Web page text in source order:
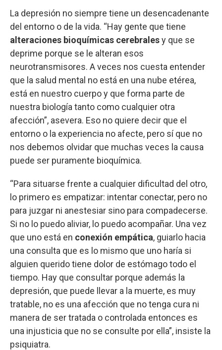
La depresión no siempre tiene un desencadenante
del entorno o de la vida. “Hay gente que tiene
alteraciones bioquímicas cerebralesy que se
deprime porque se le alteran esos
neurotransmisores. A veces nos cuesta entender
que la salud mental no está en una nube etérea,
está en nuestro cuerpo y que forma parte de
nuestra biología tanto como cualquier otra
afección”, asevera. Eso no quiere decir que el
entorno o la experiencia no afecte, pero sí que no
nos debemos olvidar que muchas veces la causa
puede ser puramente bioquímica.
“Para situarse frente a cualquier dificultad del otro,
lo primero es empatizar: intentar conectar, pero no
para juzgar ni anestesiar sino para compadecerse.
Si no lo puedo aliviar, lo puedo acompañar. Una vez
que uno está en conexión empática, guiarlo hacia
una consulta que es lo mismo que uno haría si
alguien querido tiene dolor de estómago todo el
tiempo. Hay que consultar porque además la
depresión, que puede llevar a la muerte, es muy
tratable, no es una afección que no tenga cura ni
manera de ser tratada o controlada entonces es
una injusticia que no se consulte por ella”, insiste la
psiquiatra.